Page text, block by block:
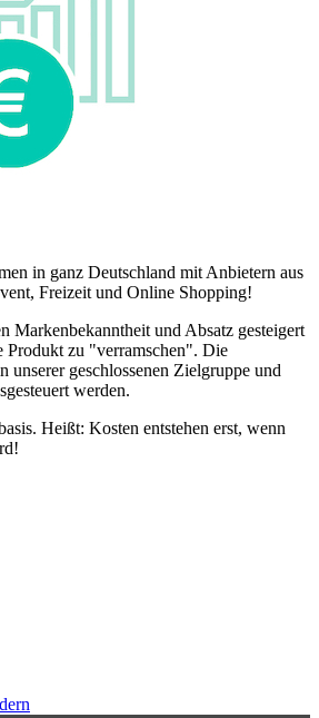
in ganz Deutschland mit Anbietern aus
Freizeit und Online Shopping!
Markenbekanntheit und Absatz gesteigert
Produkt zu "verramschen". Die
unserer geschlossenen Zielgruppe und
werden.
Heißt: Kosten entstehen erst, wenn